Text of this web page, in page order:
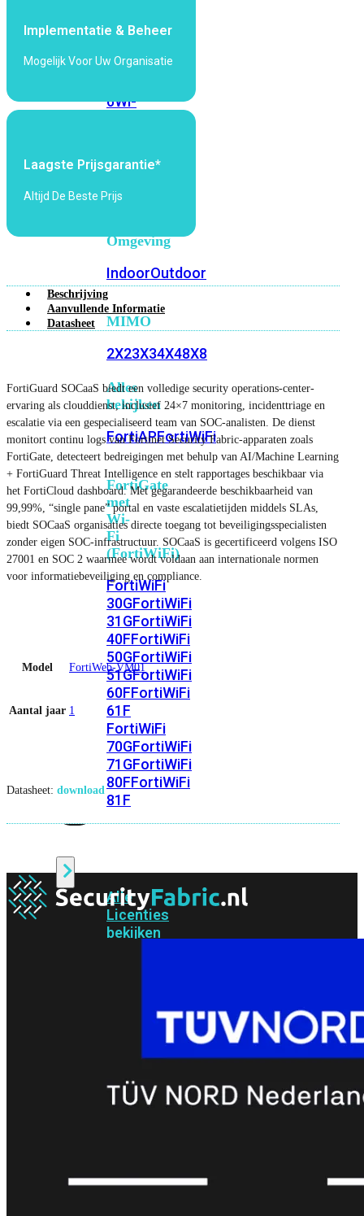
Wi-
5Wi-
6Wi-
7
Wi-
Omgeving
IndoorOutdoor
MIMO
2X23X34X48X8
Alles
bekijken
FortiAPFortiWiFi
FortiGate
met
Wi-
Fi
(FortiWiFi)
FortiWiFi
30GFortiWiFi
31GFortiWiFi
40FFortiWiFi
50GFortiWiFi
51GFortiWiFi
60FFortiWiFi
61F
FortiWiFi
70GFortiWiFi
71GFortiWiFi
80FFortiWiFi
81F
Alle
Licenties
bekijken
FortiCare
FortiCare
FortiCare
Upgrades
FortiCare
Implementatie & Beheer
Mogelijk Voor Uw Organisatie
Laagste Prijsgarantie*
Altijd De Beste Prijs
Beschrijving
Aanvullende Informatie
Datasheet
FortiGuard SOCaaS biedt een volledige security operations-center-
ervaring als clouddienst, inclusief 24×7 monitoring, incidenttriage en
escalatie via een gespecialiseerd team van SOC-analisten. De dienst
monitort continu logs van Fortinet Security Fabric-apparaten zoals
FortiGate, detecteert bedreigingen met behulp van AI/Machine Learning
+ FortiGuard Threat Intelligence en stelt rapportages beschikbaar via
het FortiCloud dashboard. Met gegarandeerde beschikbaarheid van
99,99%, “single pane” portal en vaste escalatietijden middels SLAs,
biedt SOCaaS organisaties directe toegang tot beveiligingsspecialisten
zonder eigen SOC-infrastructuur. SOCaaS is gecertificeerd volgens ISO
27001 en SOC 2 waarmee wordt voldaan aan internationale normen
voor informatiebeveiliging en compliance.
Model FortiWeb-VM01
Aantal jaar 1
Datasheet: download